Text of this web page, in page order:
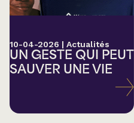
10-04-2026 | Actualités
UN GESTE QUI PEUT
SAUVER UNE VIE